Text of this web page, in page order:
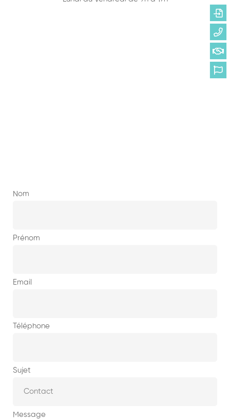
Nom
Prénom
Email
Téléphone
Sujet
Message